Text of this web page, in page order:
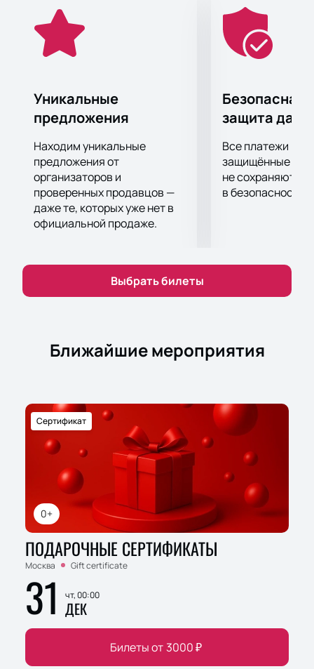
выступают самые лучшие диджеи, которым есть
чем удивить публику. Ранее на CRIMEWAVE уже
отметились такие исполнители, как Kaito Shoma,
M()Re, Umbasa, Beneath My Shade, Мукка,
Dvrst, Sibewest, Sts-51l, Vsn7 и многие другие.
Можно со 100%-й уверенностью сказать, что
сегодня в клубе ГлавClub никто скучать не будет.
Получить удовольствие от лучшей электронной
музыки вы можете, купив билеты на вечеринку
CRIMEWAVE на этом сайте. С нами вы не только
сэкономите свое личное время, но гарантированно
получите оригинальные пригласительные.
Уникальные
предложения
Находим уникальные
предложения от
организаторов и
проверенных продавцов —
даже те, которых уже нет в
официальной продаже.
Безопасная
защита
Все платежи
защищённые
не сохраняются
в безопасности.
Выбрать билеты
Ближайшие мероприятия
0+
Сертификат
ПОДАРОЧНЫЕ СЕРТИФИКАТЫ
Москва Gift certificate
31 чт, 00:00
ДЕК
Билеты от 3000₽